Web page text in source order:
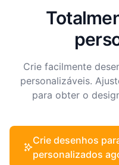
Crie facilmente
personalizáveis.
para obter o
Crie desenhos
personalizados